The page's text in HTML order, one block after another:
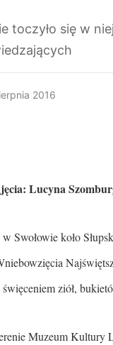
toczyło się w
2016
Lucyna
Swołowie koło
święceniem ziół,
Muzeum Kultury